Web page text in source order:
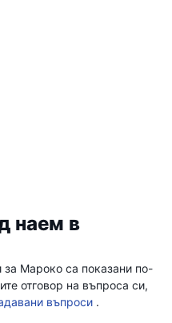
наем в
за Мароко са показани по-
отговор на въпроса си,
въпроси .